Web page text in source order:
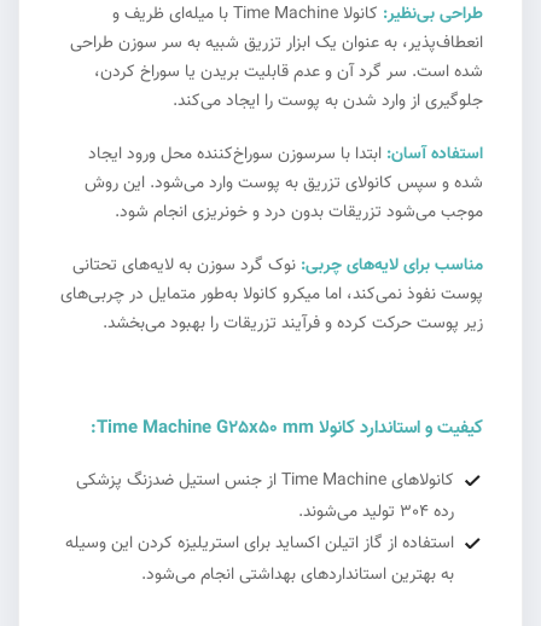
طراحی بی‌نظیر:
کانولا Time Machine با میله‌ای ظریف و
انعطاف‌پذیر، به عنوان یک ابزار تزریق شبیه به سر سوزن طراحی
شده است. سر گرد آن و عدم قابلیت بریدن یا سوراخ کردن،
جلوگیری از وارد شدن به پوست را ایجاد می‌کند.
استفاده آسان: ابتدا با سرسوزن سوراخ‌کننده محل ورود ایجاد
شده و سپس کانولای تزریق به پوست وارد می‌شود. این روش
موجب می‌شود تزریقات بدون درد و خونریزی انجام شود.
مناسب برای لایه‌های چربی: نوک گرد سوزن به لایه‌های تحتانی
پوست نفوذ نمی‌کند، اما میکرو کانولا به‌طور متمایل در چربی‌های
زیر پوست حرکت کرده و فرآیند تزریقات را بهبود می‌بخشد.
کیفیت و استاندارد کانولا Time Machine G25x50 mm:
کانولا‌های Time Machine از جنس استیل ضدزنگ پزشکی
رده 304 تولید می‌شوند.
استفاده از گاز اتیلن اکساید برای استریلیزه کردن این وسیله
به بهترین استانداردهای بهداشتی انجام می‌شود.